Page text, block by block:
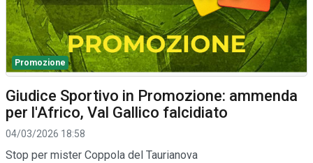
Promozione
Giudice Sportivo in Promozione: ammenda
per l'Africo, Val Gallico falcidiato
04/03/2026 18:58
Stop per mister Coppola del Taurianova